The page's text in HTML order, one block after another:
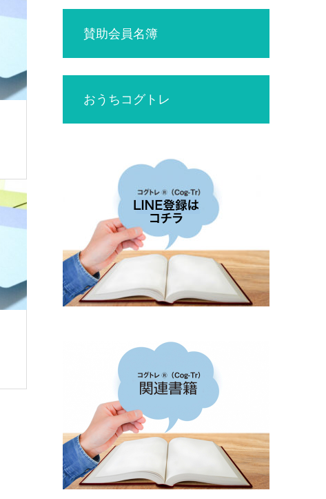
賛助会員名簿
おうちコグトレ